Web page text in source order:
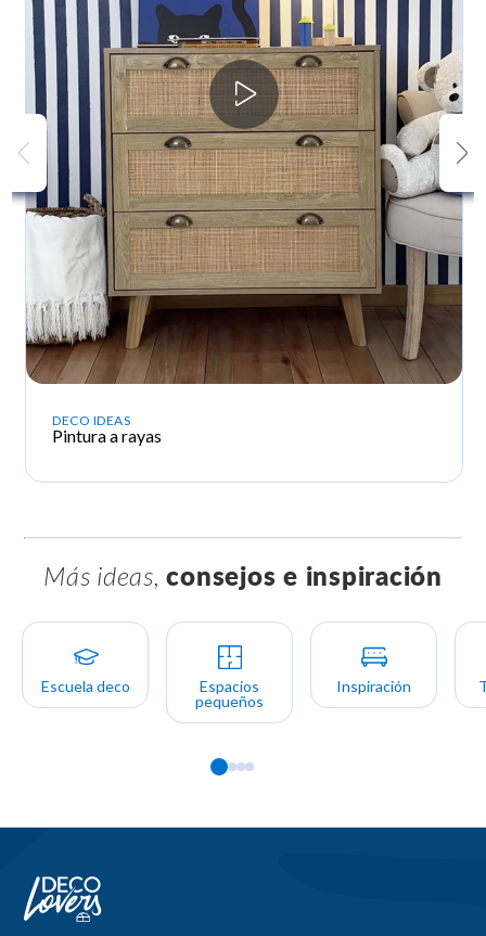
DECO IDEAS
Pintura a rayas
Más ideas,consejos e inspiración
Escuela deco
Espacios
pequeños
Inspiración